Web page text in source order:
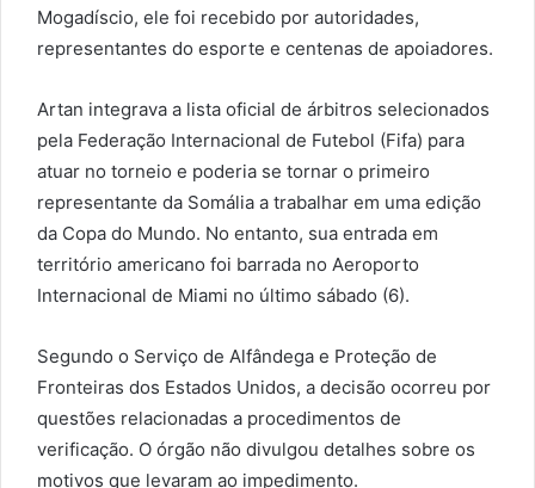
Mogadíscio, ele foi recebido por autoridades,
representantes do esporte e centenas de apoiadores.
Artan integrava a lista oficial de árbitros selecionados
pela Federação Internacional de Futebol (Fifa) para
atuar no torneio e poderia se tornar o primeiro
representante da Somália a trabalhar em uma edição
da Copa do Mundo. No entanto, sua entrada em
território americano foi barrada no Aeroporto
Internacional de Miami no último sábado (6).
Segundo o Serviço de Alfândega e Proteção de
Fronteiras dos Estados Unidos, a decisão ocorreu por
questões relacionadas a procedimentos de
verificação. O órgão não divulgou detalhes sobre os
motivos que levaram ao impedimento.